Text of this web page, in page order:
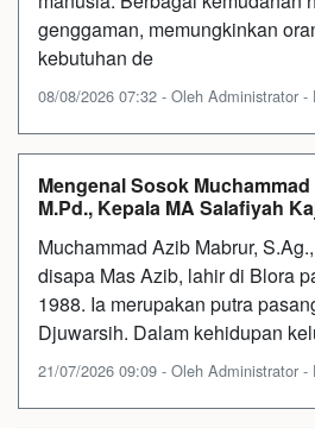
genggaman, memungkinkan
kebutuhan de
08/08/2026 07:32 - Oleh Administrator -
Mengenal Sosok
M.Pd., Kepala MA Salafiyah
Muchammad Azib Mabrur,
disapa Mas Azib, lahir di Blora
1988. Ia merupakan putra
Djuwarsih. Dalam kehidupan
21/07/2026 09:09 - Oleh Administrator -